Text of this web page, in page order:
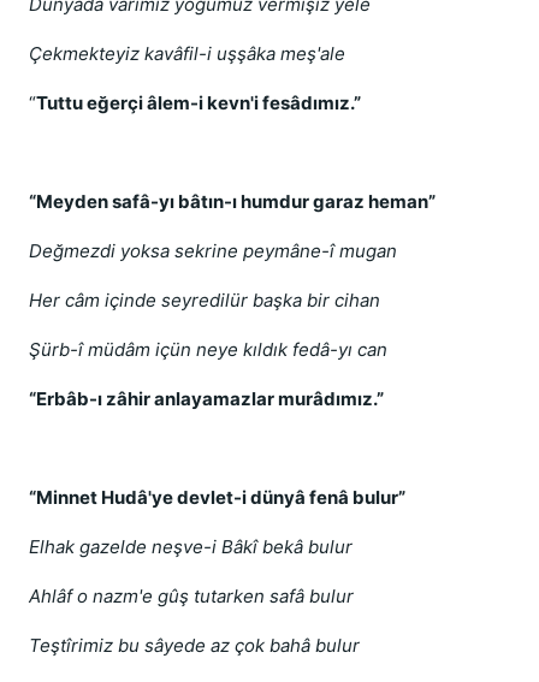
Çekmekteyiz kavâfil-i uşşâka meş'ale
“Tuttu eğerçi âlem-i kevn'i fesâdımız.”
“Meyden safâ-yı bâtın-ı humdur garaz heman”
Değmezdi yoksa sekrine peymâne-î mugan
Her câm içinde seyredilür başka bir cihan
Şürb-î müdâm içün neye kıldık fedâ-yı can
“Erbâb-ı zâhir anlayamazlar murâdımız.”
“Minnet Hudâ'ye devlet-i dünyâ fenâ bulur”
Elhak gazelde neşve-i Bâkî bekâ bulur
Ahlâf o nazm'e gûş tutarken safâ bulur
Teştîrimiz bu sâyede az çok bahâ bulur